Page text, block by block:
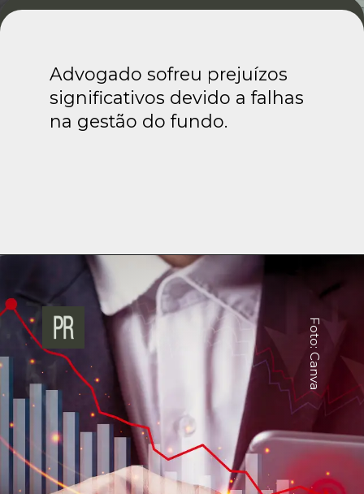
Advogado sofreu prejuízos
significativos devido a falhas
na gestão do fundo.
Foto: Canva